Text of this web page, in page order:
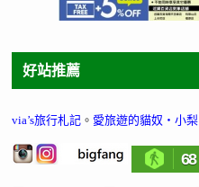
好站推薦
via’s旅行札記 。 愛旅遊的貓奴‧小梨
68